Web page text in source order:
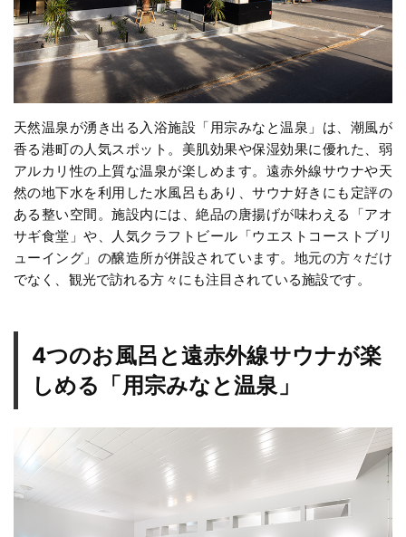
天然温泉が湧き出る入浴施設「用宗みなと温泉」は、潮風が
香る港町の人気スポット。美肌効果や保湿効果に優れた、弱
アルカリ性の上質な温泉が楽しめます。遠赤外線サウナや天
然の地下水を利用した水風呂もあり、サウナ好きにも定評の
ある整い空間。施設内には、絶品の唐揚げが味わえる「アオ
サギ食堂」や、人気クラフトビール「ウエストコーストブリ
ューイング」の醸造所が併設されています。地元の方々だけ
でなく、観光で訪れる方々にも注目されている施設です。
4つのお風呂と遠赤外線サウナが楽
しめる「用宗みなと温泉」